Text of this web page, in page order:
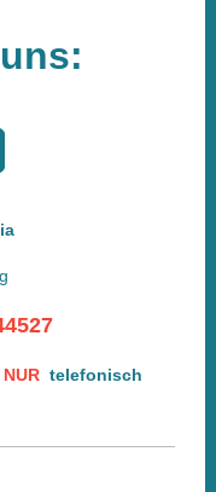
NURtelefonisch